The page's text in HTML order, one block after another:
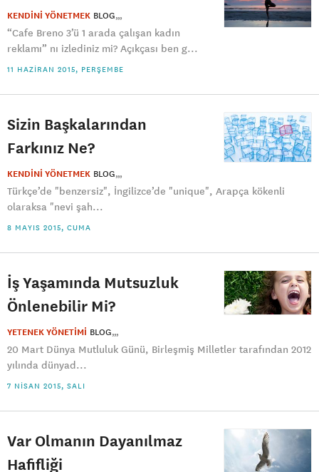
KENDİNİ YÖNETMEK BLOG
“Cafe Breno 3’ü 1 arada çalışan kadın
reklamı” nı izlediniz mi? Açıkçası ben g...
11 HAZIRAN 2015, PERŞEMBE
Sizin Başkalarından
Farkınız Ne?
KENDİNİ YÖNETMEK BLOG
Türkçe’de "benzersiz", İngilizce’de "unique", Arapça kökenli
olaraksa "nevi şah...
8 MAYIS 2015, CUMA
İş Yaşamında Mutsuzluk
Önlenebilir Mi?
YETENEK YÖNETİMİ BLOG
20 Mart Dünya Mutluluk Günü, Birleşmiş Milletler tarafından 2012
yılında dünyad...
7 NISAN 2015, SALI
Var Olmanın Dayanılmaz
Hafifliği